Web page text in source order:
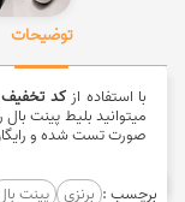
توضیحات
با استفاده ازکد تخفیف
میتوانید بلیط پینت
صورت تست شده و
برچسب : برنزی پینت